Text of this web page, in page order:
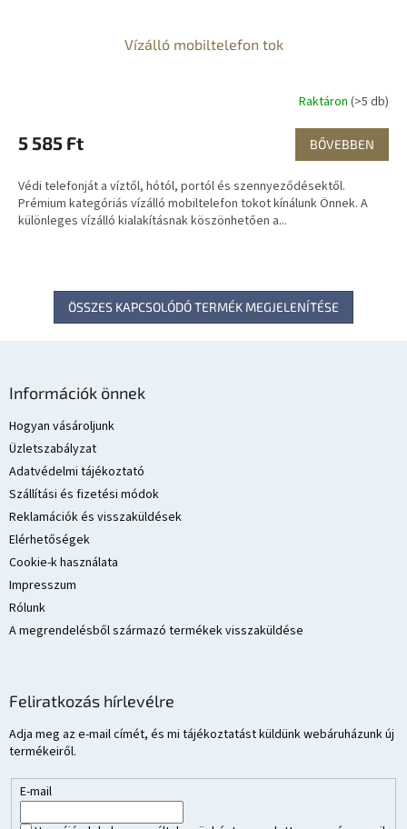
Vízálló mobiltelefon tok
Raktáron (>5 db)
5 585 Ft BŐVEBBEN
Védi telefonját a víztől, hótól, portól és szennyeződésektől.
Prémium kategóriás vízálló mobiltelefon tokot kínálunk Önnek. A
különleges vízálló kialakításnak köszönhetően a...
ÖSSZES KAPCSOLÓDÓ TERMÉK MEGJELENÍTÉSE
Információk önnek
Hogyan vásároljunk
Üzletszabályzat
Adatvédelmi tájékoztató
Szállítási és fizetési módok
Reklamációk és visszaküldések
Elérhetőségek
Cookie-k használata
Impresszum
Rólunk
A megrendelésből származó termékek visszaküldése
Feliratkozás hírlevélre
Adja meg az e-mail címét, és mi tájékoztatást küldünk webáruházunk új
termékeiről.
E-mail